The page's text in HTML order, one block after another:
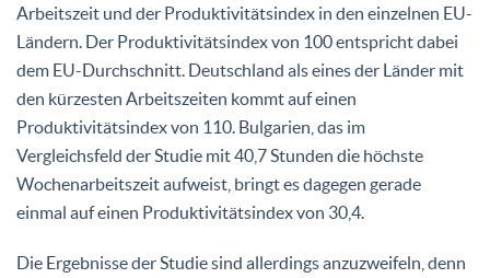
Arbeitszeit und der Produktivitätsindex in den einzelnen EU-
Ländern. Der Produktivitätsindex von 100 entspricht dabei
dem EU-Durchschnitt. Deutschland als eines der Länder mit
den kürzesten Arbeitszeiten kommt auf einen
Produktivitätsindex von 110. Bulgarien, das im
Vergleichsfeld der Studie mit 40,7 Stunden die höchste
Wochenarbeitszeit aufweist, bringt es dagegen gerade
einmal auf einen Produktivitätsindex von 30,4.
Die Ergebnisse der Studie sind allerdings anzuzweifeln, denn